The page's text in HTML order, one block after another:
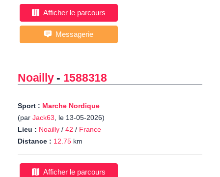
Afficher le parcours
Messagerie
Noailly- 1588318
Sport : Marche Nordique
(par Jack63, le 13-05-2026)
Lieu : Noailly / 42 / France
Distance : 12.75 km
Afficher le parcours